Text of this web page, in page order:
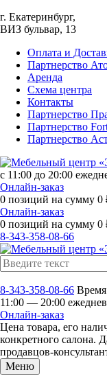
г. Екатеринбург,
ВИЗ бульвар, 13
Оплата и
Партнерство
Аренда
Схема центра
Контакты
Партнерство
Партнерство
Партнерство
с 11:00 до 20:00
Онлайн-заказ
0 позиций на сумму 0
Онлайн-заказ
0 позиций на сумму 0
8-343-358-08-66
8-343-358-08-66
11:00 — 20:00
Онлайн-заказ
Цена товара, его
конкретного салона.
продавцов-
Меню